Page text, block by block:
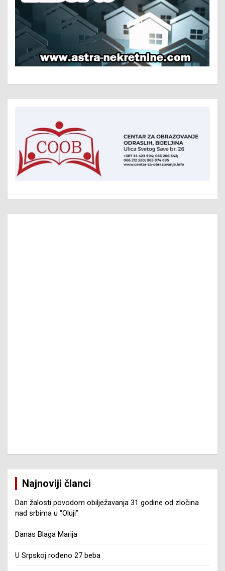
Najnoviji članci
Dan žalosti povodom obilježavanja 31 godine od zločina
nad srbima u “Oluji”
Danas Blaga Marija
U Srpskoj rođeno 27 beba